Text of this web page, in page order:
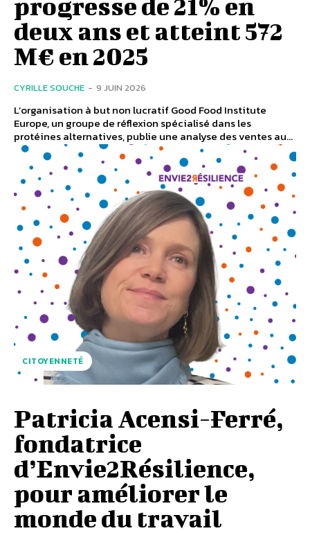
deux ans et atteint 572
M€ en 2025
CYRILLE SOUCHE - 9 JUIN 2026
L’organisation à but non lucratif Good Food Institute
Europe, un groupe de réflexion spécialisé dans les
protéines alternatives, publie une analyse des ventes au...
CITOYENNETÉ
Patricia Acensi-Ferré,
fondatrice
d’Envie2Résilience,
pour améliorer le
monde du travail